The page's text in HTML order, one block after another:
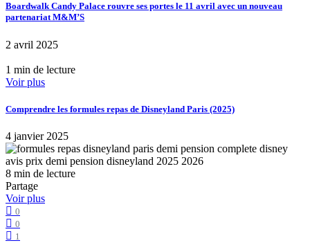
Boardwalk Candy Palace rouvre ses portes le 11 avril avec un nouveau
partenariat M&M’S
2 avril 2025
1 min de lecture
Voir plus
Comprendre les formules repas de Disneyland Paris (2025)
4 janvier 2025
8 min de lecture
Partage
Voir plus
0
0
1